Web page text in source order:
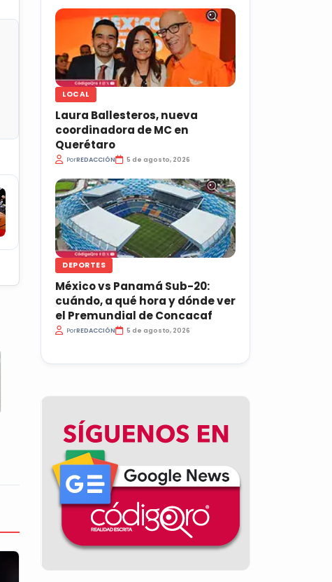
LOCAL
Laura Ballesteros, nueva
coordinadora de MC en
Querétaro
PorREDACCIÓN 5 de agosto, 2026
DEPORTES
México vs Panamá Sub-20:
cuándo, a qué hora y dónde ver
el Premundial de Concacaf
PorREDACCIÓN 5 de agosto, 2026